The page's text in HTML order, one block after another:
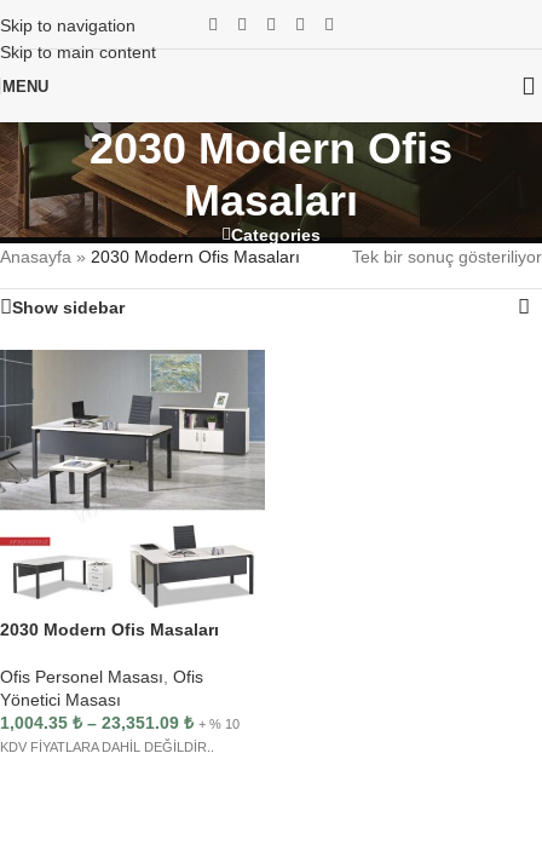
Skip to navigation
Skip to main content
MENU
2030 Modern Ofis
Masaları
Categories
Anasayfa » 2030 Modern Ofis Masaları Tek bir sonuç gösteriliyor
Show sidebar
2030 Modern Ofis Masaları
Ofis Personel Masası Ofis
Yönetici Masası
1,004.35 ₺ – 23,351.09 ₺ + % 10
KDV FİYATLARA DAHİL DEĞİLDİR..